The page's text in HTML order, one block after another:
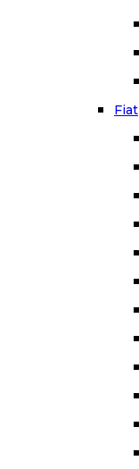
Fiat